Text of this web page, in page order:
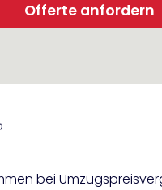
Offerte anfordern
bei